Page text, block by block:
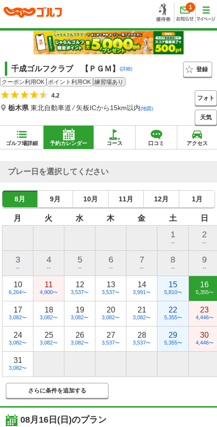
1
千成ゴルフクラブ 【ＰＧＭ】 (詳細)
登録
クーポン利用OK ポイント利用OK 練習場あり
4.2
栃木県東北自動車道 ⁄ 矢板ICから15km以内(地図)
フォト
天気
ゴルフ場詳細 予約カレンダー コース 口コミ アクセス
プレー日を選択してください
8月 9月 10月 11月 12月 1月
月 火 水 木 金 土 日
1
--
2
--
3
--
4
--
5
--
6
--
7
--
8
--
9
--
10
6,264〜
11
4,900〜
12
3,537〜
13
3,537〜
14
3,991〜
15
5,810〜
16
5,355〜
17
3,082〜
18
3,082〜
19
3,082〜
20
3,082〜
21
3,082〜
22
5,355〜
23
4,446〜
24
3,082〜
25
3,082〜
26
3,082〜
27
3,537〜
28
3,537〜
29
5,355〜
30
4,446〜
31
3,082〜
さらに条件を追加する
08月16日(日)のプラン